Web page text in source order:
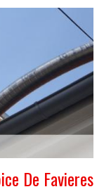
De Favieres